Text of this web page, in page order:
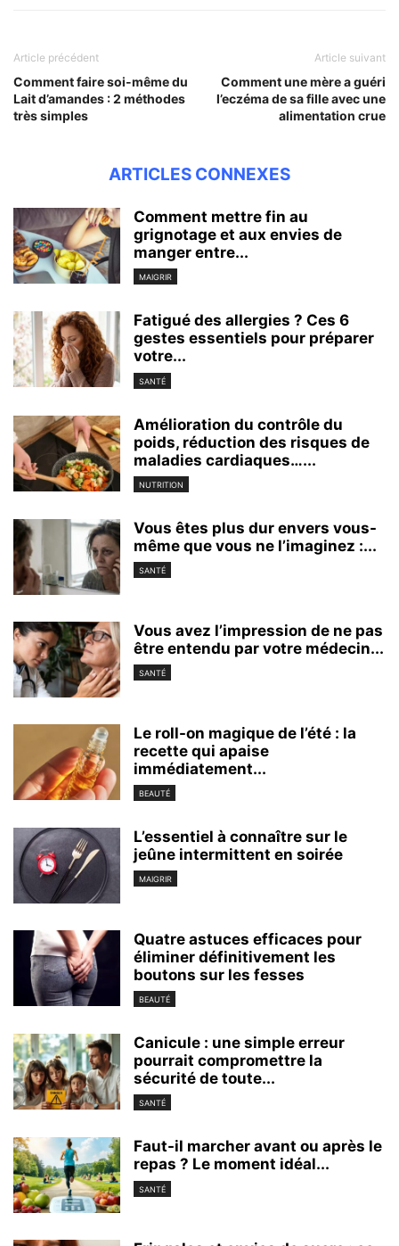
Article précédent
Comment faire soi-même du
Lait d’amandes : 2 méthodes
très simples
Article suivant
Comment une mère a guéri
l’eczéma de sa fille avec une
alimentation crue
ARTICLES CONNEXES
Comment mettre fin au
grignotage et aux envies de
manger entre...
MAIGRIR
Fatigué des allergies ? Ces 6
gestes essentiels pour préparer
votre...
SANTÉ
Amélioration du contrôle du
poids, réduction des risques de
maladies cardiaques…...
NUTRITION
Vous êtes plus dur envers vous-
même que vous ne l’imaginez :...
SANTÉ
Vous avez l’impression de ne pas
être entendu par votre médecin...
SANTÉ
Le roll-on magique de l’été : la
recette qui apaise
immédiatement...
BEAUTÉ
L’essentiel à connaître sur le
jeûne intermittent en soirée
MAIGRIR
Quatre astuces efficaces pour
éliminer définitivement les
boutons sur les fesses
BEAUTÉ
Canicule : une simple erreur
pourrait compromettre la
sécurité de toute...
SANTÉ
Faut-il marcher avant ou après le
repas ? Le moment idéal...
SANTÉ